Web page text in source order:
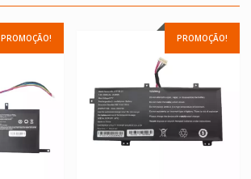
PROMOÇÃO! PROMOÇÃO!